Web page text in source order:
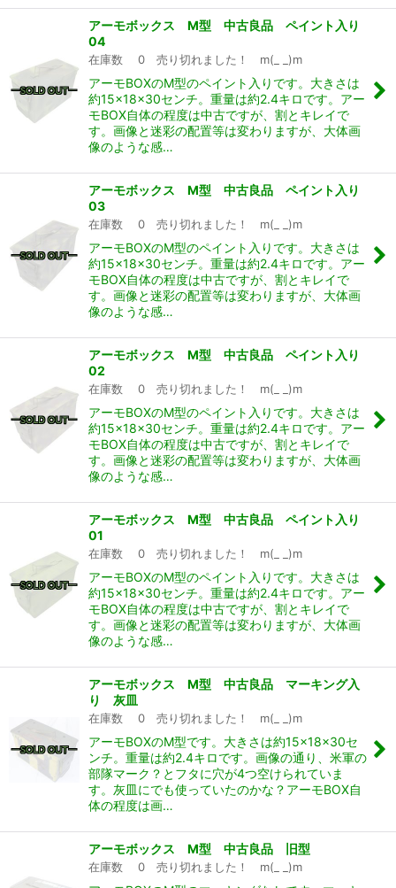
アーモボックス M型 中古良品 ペイント入り
04
在庫数 0 売り切れました！ m(_ _)m
アーモBOXのM型のペイント入りです。大きさは
約15×18×30センチ。重量は約2.4キロです。アー
モBOX自体の程度は中古ですが、割とキレイで
す。画像と迷彩の配置等は変わりますが、大体画
像のような感…
アーモボックス M型 中古良品 ペイント入り
03
在庫数 0 売り切れました！ m(_ _)m
アーモBOXのM型のペイント入りです。大きさは
約15×18×30センチ。重量は約2.4キロです。アー
モBOX自体の程度は中古ですが、割とキレイで
す。画像と迷彩の配置等は変わりますが、大体画
像のような感…
アーモボックス M型 中古良品 ペイント入り
02
在庫数 0 売り切れました！ m(_ _)m
アーモBOXのM型のペイント入りです。大きさは
約15×18×30センチ。重量は約2.4キロです。アー
モBOX自体の程度は中古ですが、割とキレイで
す。画像と迷彩の配置等は変わりますが、大体画
像のような感…
アーモボックス M型 中古良品 ペイント入り
01
在庫数 0 売り切れました！ m(_ _)m
アーモBOXのM型のペイント入りです。大きさは
約15×18×30センチ。重量は約2.4キロです。アー
モBOX自体の程度は中古ですが、割とキレイで
す。画像と迷彩の配置等は変わりますが、大体画
像のような感…
アーモボックス M型 中古良品 マーキング入
り 灰皿
在庫数 0 売り切れました！ m(_ _)m
アーモBOXのM型です。大きさは約15×18×30セ
ンチ。重量は約2.4キロです。画像の通り、米軍の
部隊マーク？とフタに穴が4つ空けられていま
す。灰皿にでも使っていたのかな？アーモBOX自
体の程度は画…
アーモボックス M型 中古良品 旧型
在庫数 0 売り切れました！ m(_ _)m